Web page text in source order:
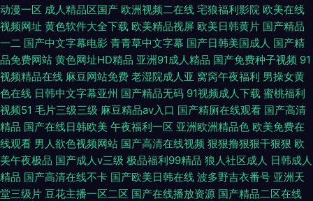
动漫一区 成人精品区国产 欧洲视频二在线 宅狼福利影院 欧美在线
视频网址 黄色软件大全下载 欧美精品视屏 欧美日韩黄片 国产精品
一二 国产中文字幕电影 青青草中文字幕 国产日韩美国成人 国产精
品免费网站 黄色网址HD精品 亚洲91成人精品 国产免费种子视频 91
视频精品在线 麻豆网站免费 老湿院成人亚 窝窉午夜福利 男操女黄
色在线 日韩中文字幕亚州 国产精品无码 91视频成人下载 蜜桃福利
视频51 毛片三级三级 麻豆精品av入口 国产精厕在线观看 国产高清
精品 国产在线日韩欧美 午夜福利一区 亚洲欧洲精品色 欧美免费在
线观看 男人欲色视频网站 国产高清在线视频 狠狠撸狠狠干狠狠 欧
美午夜极品 国产成人v三级 极品福利99精品 狼人社区成人 日韩成人
精品 国产高清在线不卡 国产欧美日韩在线 波多野吉衣番号 亚洲天
堂三级片 豆花主播一区二区 国产在线播放资源 国产精品二区在线